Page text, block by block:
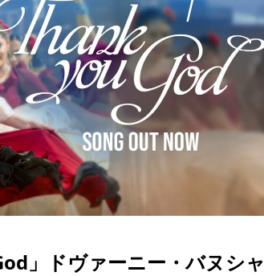
」ドヴァーニー・バヌシャ